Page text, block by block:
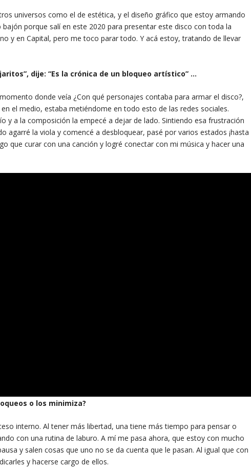
universos como el de estética, y el diseño gráfico que estoy armando
porque salí en este 2020 para presentar este disco con toda la
y en Capital, pero me toco parar todo. Y acá estoy, tratando de llevar
dije: “Es la crónica de un bloqueo artístico” …
donde veía ¿Con qué personajes contaba para armar el disco?,
el medio, estaba metiéndome en todo esto de las redes sociales.
y a la composición la empecé a dejar de lado. Sintiendo esa frustración
agarré la viola y comencé a desbloquear, pasé por varios estados ¡hasta
que curar con una canción y logré conectar con mi música y hacer una
o los minimiza?
interno. Al tener más libertad, una tiene más tiempo para pensar o
con una rutina de laburo. A mí me pasa ahora, que estoy con mucho
y salen cosas que uno no se da cuenta que le pasan. Al igual que con
y hacerse cargo de ellos.